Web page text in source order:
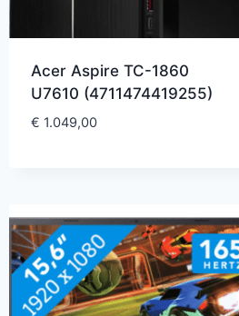
Acer Aspire TC-1860
U7610 (4711474419255)
€ 1.049,00